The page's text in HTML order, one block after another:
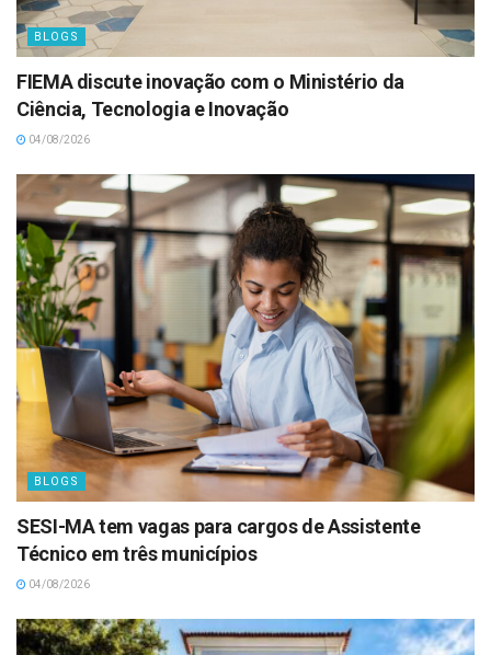
BLOGS
FIEMA discute inovação com o Ministério da
Ciência, Tecnologia e Inovação
04/08/2026
BLOGS
SESI-MA tem vagas para cargos de Assistente
Técnico em três municípios
04/08/2026